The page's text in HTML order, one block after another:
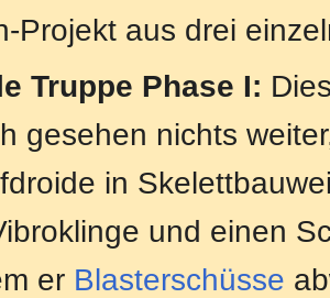
Projekt aus drei
Truppe Phase I:
gesehen nichts
in
und einen
er Blasterschüsse